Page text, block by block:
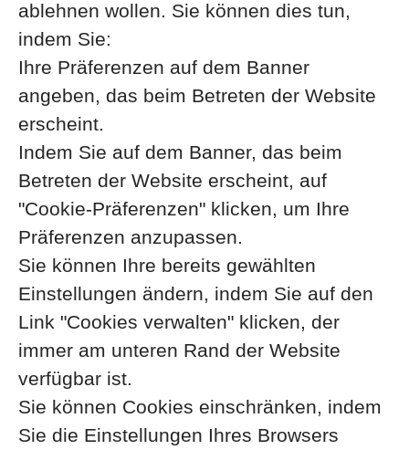
ablehnen wollen. Sie können dies tun,
indem Sie:
Ihre Präferenzen auf dem Banner
angeben, das beim Betreten der Website
erscheint.
Indem Sie auf dem Banner, das beim
Betreten der Website erscheint, auf
"Cookie-Präferenzen" klicken, um Ihre
Präferenzen anzupassen.
Sie können Ihre bereits gewählten
Einstellungen ändern, indem Sie auf den
Link "Cookies verwalten" klicken, der
immer am unteren Rand der Website
verfügbar ist.
Sie können Cookies einschränken, indem
Sie die Einstellungen Ihres Browsers